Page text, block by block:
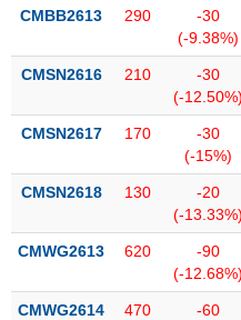
CMBB2613 290
-30
(-9.38%)
CMSN2616 210
-30
(-12.50%)
CMSN2617 170
-30
(-15%)
CMSN2618 130
-20
(-13.33%)
CMWG2613 620
-90
(-12.68%)
CMWG2614 470
-60
VỤ
THÔNG
TIỆN
ÍCH
BẤT